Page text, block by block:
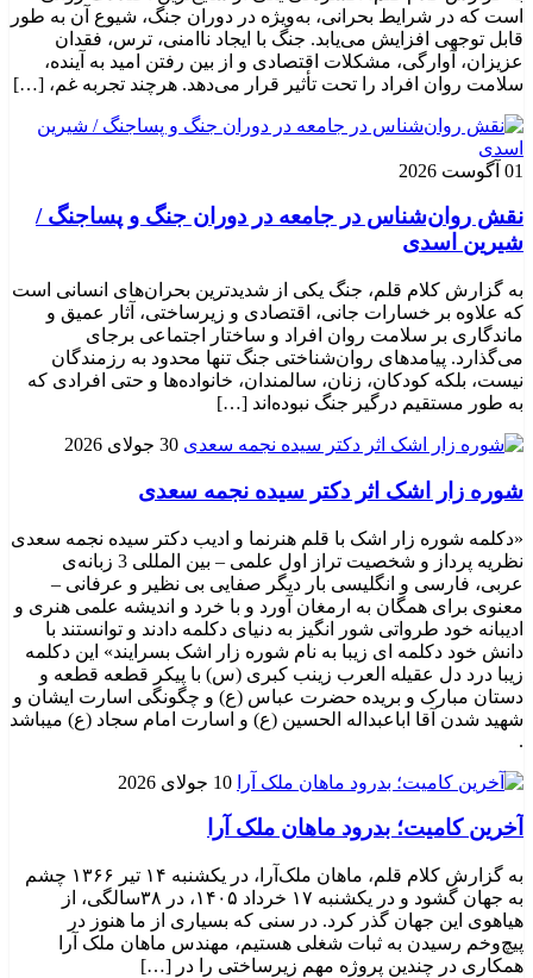
است که در شرایط بحرانی، به‌ویژه در دوران جنگ، شیوع آن به طور
قابل توجهی افزایش می‌یابد. جنگ با ایجاد ناامنی، ترس، فقدان
عزیزان، آوارگی، مشکلات اقتصادی و از بین رفتن امید به آینده،
سلامت روان افراد را تحت تأثیر قرار می‌دهد. هرچند تجربه غم، […]
01 آگوست 2026
نقش روان‌شناس در جامعه در دوران جنگ و پساجنگ /
شیرین اسدی
به گزارش کلام قلم، جنگ یکی از شدیدترین بحران‌های انسانی است
که علاوه بر خسارات جانی، اقتصادی و زیرساختی، آثار عمیق و
ماندگاری بر سلامت روان افراد و ساختار اجتماعی برجای
می‌گذارد. پیامدهای روان‌شناختی جنگ تنها محدود به رزمندگان
نیست، بلکه کودکان، زنان، سالمندان، خانواده‌ها و حتی افرادی که
به طور مستقیم درگیر جنگ نبوده‌اند […]
30 جولای 2026
شوره زار اشک اثر دکتر سیده نجمه سعدی
«دکلمه شوره زار اشک با قلم هنرنما و ادیب دکتر سیده نجمه سعدی
نظریه پرداز و شخصیت تراز اول علمی – بین المللی 3 زبانه‌ی
عربی، فارسی و انگلیسی بار دیگر صفایی بی نظیر و عرفانی –
معنوی برای همگان به ارمغان آورد و با خرد و اندیشه علمی هنری و
ادیبانه خود طرواتی شور انگیز به دنیای دکلمه دادند و توانستند با
دانش خود دکلمه ای زیبا به نام شوره زار اشک بسرایند» این دکلمه
زیبا درد دل عقیله العرب زینب کبری (س) با پیکر قطعه قطعه و
دستان مبارک و بریده حضرت عباس (ع) و چگونگی اسارت ایشان و
شهید شدن آقا اباعبداله الحسین (ع) و اسارت امام سجاد (ع) میباشد
.
10 جولای 2026
​آخرین کامیت؛ بدرود ماهان ملک آرا
به گزارش کلام قلم، ماهان ملک‌آرا، در یکشنبه ۱۴ تیر ۱۳۶۶ چشم
به جهان گشود و در یکشنبه ۱۷ خرداد ۱۴۰۵، در ۳۸سالگی، از
هیاهوی این جهان گذر کرد. در سنی که بسیاری از ما هنوز در
پیچ‌وخم رسیدن به ثبات شغلی هستیم، مهندس ماهان ملک آرا
همکاری در چندین پروژه مهم زیرساختی را در […]